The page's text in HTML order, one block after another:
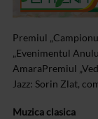
Premiul
„Evenimentul
AmaraPremiul
Jazz: Sorin Zlat,
Muzica clasica